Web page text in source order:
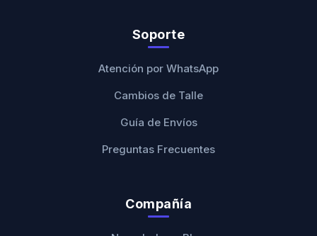
Soporte
Atención por WhatsApp
Cambios de Talle
Guía de Envíos
Preguntas Frecuentes
Compañía